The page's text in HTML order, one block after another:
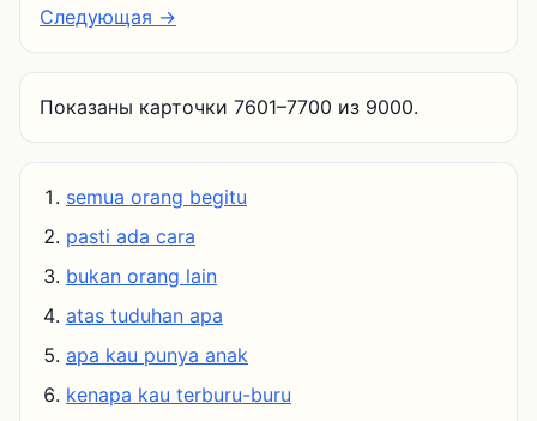
Следующая →
Показаны карточки 7601–7700 из 9000.
semua orang begitu
pasti ada cara
bukan orang lain
atas tuduhan apa
apa kau punya anak
kenapa kau terburu-buru